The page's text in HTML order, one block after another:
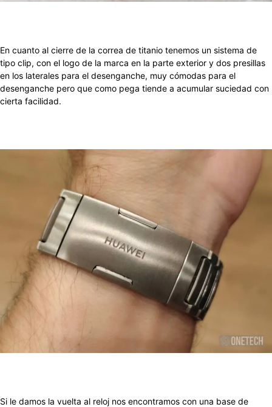
En cuanto al cierre de la correa de titanio tenemos un sistema de
tipo clip, con el logo de la marca en la parte exterior y dos presillas
en los laterales para el desenganche, muy cómodas para el
desenganche pero que como pega tiende a acumular suciedad con
cierta facilidad.
Si le damos la vuelta al reloj nos encontramos con una base de